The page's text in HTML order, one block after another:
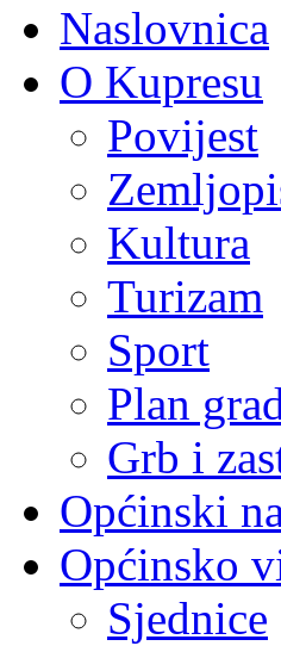
Naslovnica
O Kupresu
Povijest
Kultura
Turizam
Sport
Plan
Grb i
Općinski
Općinsko
Sjednice